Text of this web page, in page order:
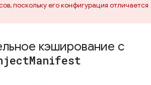
поскольку его конфигурация отличается
кэширование с
Manifest